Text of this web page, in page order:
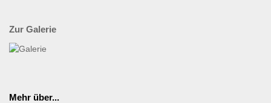
Zur Galerie
Mehr über...